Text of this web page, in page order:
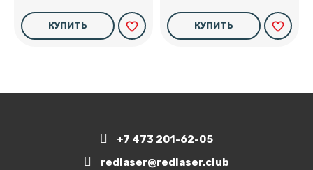
КУПИТЬ favorite_border КУПИТЬ favorite_border
+7 473 201-62-05
redlaser@redlaser.club